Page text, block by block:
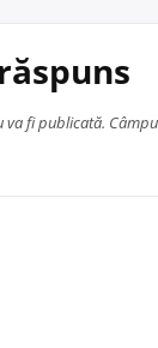
va fi publicată.